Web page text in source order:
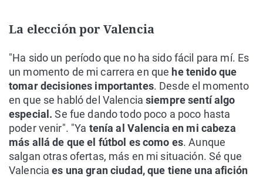
La elección por Valencia
"Ha sido un período que no ha sido fácil para mí. Es
un momento de mi carrera en que he tenido que
tomar decisiones importantes. Desde el momento
en que se habló del Valencia siempre sentí algo
especial. Se fue dando todo poco a poco hasta
poder venir". "Ya tenía al Valencia en mi cabeza
más allá de que el fútbol es como es. Aunque
salgan otras ofertas, más en mi situación. Sé que
Valenciaes una gran ciudad, que tiene una afición